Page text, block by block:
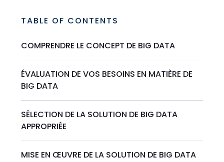
TABLE OF CONTENTS
COMPRENDRE LE CONCEPT DE BIG DATA
ÉVALUATION DE VOS BESOINS EN MATIÈRE DE
BIG DATA
SÉLECTION DE LA SOLUTION DE BIG DATA
APPROPRIÉE
MISE EN ŒUVRE DE LA SOLUTION DE BIG DATA